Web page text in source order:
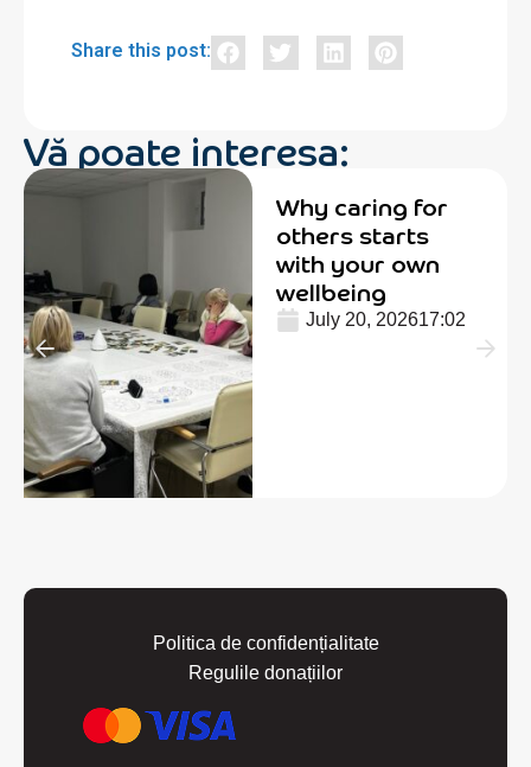
Share this post:
Vă poate interesa:
Why caring for
others starts
with your own
wellbeing
July 20, 202617:02
Politica de confidențialitate
Regulile donațiilor